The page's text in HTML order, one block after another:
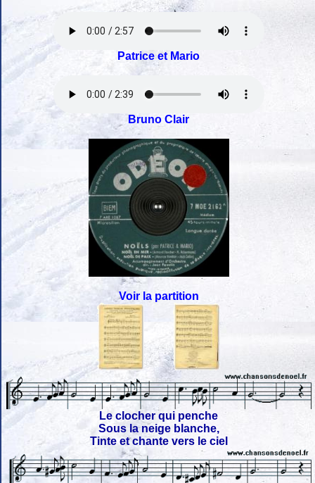
Patrice et Mario
Bruno Clair
Voir la partition
Le clocher qui penche
Sous la neige blanche,
Tinte et chante vers le ciel